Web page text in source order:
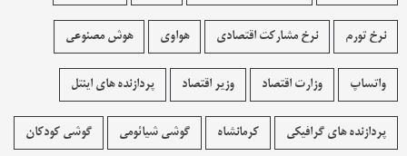
نرخ تورم نرخ مشارکت اقتصادی هواوی هوش مصنوعی
واتساپ وزارت اقتصاد وزیر اقتصاد پردازنده های اینتل
پردازنده های گرافیکی کرمانشاه گوشی شیائومی گوشی کودکان